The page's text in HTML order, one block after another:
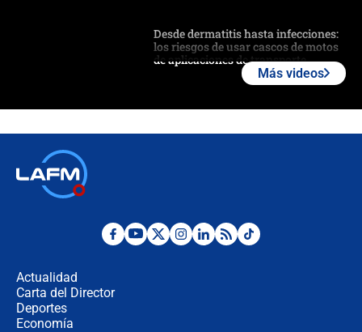
Desde dermatitis hasta infecciones:
los riesgos de usar cascos de motos
de aplicaciones de transporte
celular? Requisitos, pasos y
Posesión de Abelardo De La Espriella
Más videos
Actualidad
Carta del Director
Deportes
Economía